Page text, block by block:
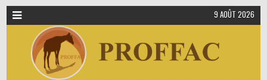
9 AOÛT 2026